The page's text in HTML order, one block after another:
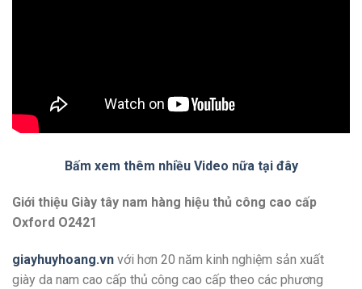
Bấm xem thêm nhiều Video nữa tại đây
Giới thiệu Giày tây nam hàng hiệu thủ công cao cấp
Oxford O2421
giayhuyhoang.vn với hơn 20 năm kinh nghiệm sản xuất
giày da nam cao cấp thủ công cao cấp theo các phương